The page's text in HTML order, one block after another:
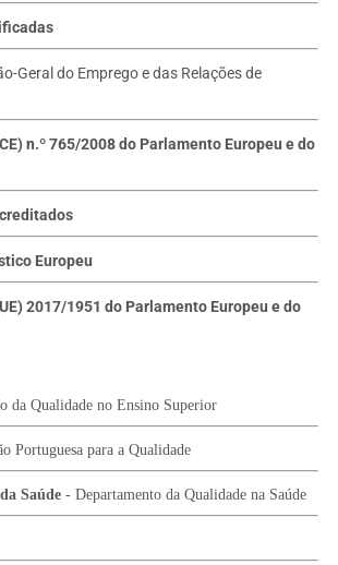
Geral do Emprego e das Relações de
n.º 765/2008 do Parlamento Europeu e do
Europeu
2017/1951 do Parlamento Europeu e do
da Qualidade no Ensino Superior
Portuguesa para a Qualidade
Saúde- Departamento da Qualidade na Saúde